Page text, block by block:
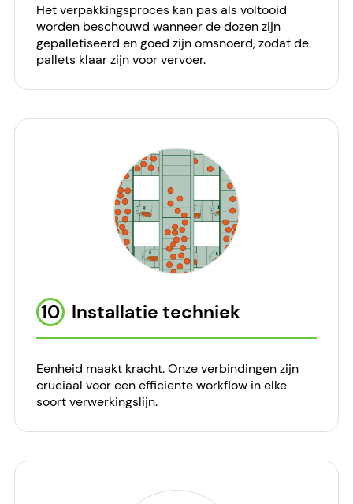
Het verpakkingsproces kan pas als voltooid
worden beschouwd wanneer de dozen zijn
gepalletiseerd en goed zijn omsnoerd, zodat de
pallets klaar zijn voor vervoer.
10 Installatie techniek
Eenheid maakt kracht. Onze verbindingen zijn
cruciaal voor een efficiënte workflow in elke
soort verwerkingslijn.